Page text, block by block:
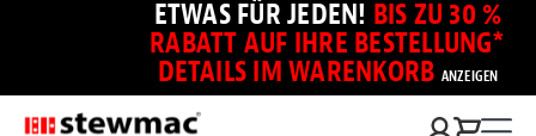
ETWAS FÜR JEDEN! BIS ZU 30 %
RABATT AUF IHRE BESTELLUNG*
DETAILS IM WARENKORB ANZEIGEN